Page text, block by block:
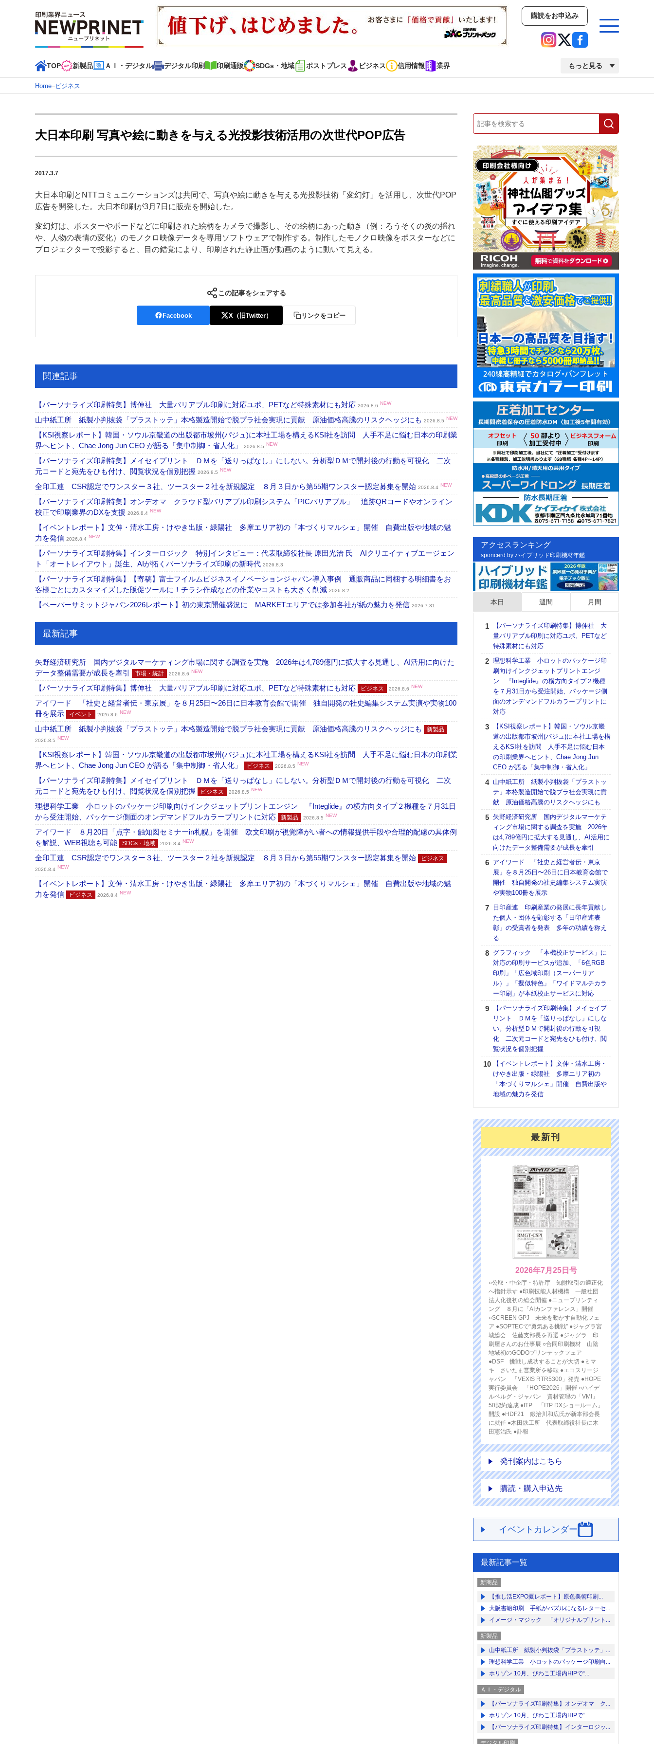
購読をお申込み
TOP 新製品 ＡＩ・デジタル デジタル印刷 印刷通販 SDGs・地域 ポストプレス ビジネス 信用情報 業界 もっと見る
イベント
インデックス
TOP 新着記事 特集記事 動画コンテンツ インタビュー コレクション
カテゴリー一覧
新商品 新製品 ＡＩ・デジタル デジタル印刷 印刷通販 SDGs・地域 ポストプレス ビジネス イベント 信用情報 業界 市場・統計 人事・移転・異動・訃報
特集記事カテゴリー一覧
2022 見える化・MIS特集 特集・デジタル印刷 アイデアで勝負！ ～多様なビジネス・多彩な商材～ JAPAN PACK 2023 特集 中古印刷機・製本機特集
2022 検査・校正特集
特集・デジタル印刷 ～ 新成長軌道を描く
案内
発刊案内 JFPI印刷用語集 印刷機材年鑑
サイトポリシー お問い合わせ
Home–ビジネス
大日本印刷 写真や絵に動きを与える光投影技術活用の次世代POP広告
2017.3.7
大日本印刷とNTTコミュニケーションズは共同で、写真や絵に動きを与える光投影技術「変幻灯」を活用し、次世代POP
広告を開発した。大日本印刷が3月7日に販売を開始した。
変幻灯は、ポスターやボードなどに印刷された絵柄をカメラで撮影し、その絵柄にあった動き（例：ろうそくの炎の揺れ
や、人物の表情の変化）のモノクロ映像データを専用ソフトウェアで制作する。制作したモノクロ映像をポスターなどに
プロジェクターで投影すると、目の錯覚により、印刷された静止画が動画のように動いて見える。
この記事をシェアする
Facebook X（旧Twitter） リンクをコピー
関連記事
【パーソナライズ印刷特集】博伸社 大量バリアブル印刷に対応ユポ、PETなど特殊素材にも対応 2026.8.6 NEW
山中紙工所 紙製小判抜袋「プラストッテ」本格製造開始で脱プラ社会実現に貢献 原油価格高騰のリスクヘッジにも 2026.8.5 NEW
【KSI視察レポート】韓国・ソウル京畿道の出版都市坡州(パジュ)に本社工場を構えるKSI社を訪問 人手不足に悩む日本の印刷業
界へヒント、Chae Jong Jun CEO が語る「集中制御・省人化」
2026.8.5 NEW
【パーソナライズ印刷特集】メイセイプリント ＤＭを「送りっぱなし」にしない。分析型ＤＭで開封後の行動を可視化 二次
元コードと宛先をひも付け、閲覧状況を個別把握 2026.8.5 NEW
全印工連 CSR認定でワンスター３社、ツースター２社を新規認定 ８月３日から第55期ワンスター認定募集を開始 2026.8.4 NEW
【パーソナライズ印刷特集】オンデオマ クラウド型バリアブル印刷システム「PICバリアブル」 追跡QRコードやオンライン
校正で印刷業界のDXを支援 2026.8.4 NEW
【イベントレポート】文伸・清水工房・けやき出版・緑陽社 多摩エリア初の「本づくりマルシェ」開催 自費出版や地域の魅
力を発信 2026.8.4 NEW
【パーソナライズ印刷特集】インターロジック 特別インタビュー：代表取締役社長 原田光治 氏 AIクリエイティブエージェン
ト「オートレイアウト」誕生、AIが拓くパーソナライズ印刷の新時代 2026.8.3
【パーソナライズ印刷特集】【寄稿】富士フイルムビジネスイノベーションジャパン導入事例 通販商品に同梱する明細書をお
客様ごとにカスタマイズした販促ツールに！チラシ作成などの作業やコストも大きく削減 2026.8.2
【ペーパーサミットジャパン2026レポート】初の東京開催盛況に MARKETエリアでは参加各社が紙の魅力を発信 2026.7.31
最新記事
矢野経済研究所 国内デジタルマーケティング市場に関する調査を実施 2026年は4,789億円に拡大する見通し、AI活用に向けた
データ整備需要が成長を牽引
市場・統計 2026.8.6 NEW
【パーソナライズ印刷特集】博伸社 大量バリアブル印刷に対応ユポ、PETなど特殊素材にも対応 ビジネス 2026.8.6 NEW
アイワード 「社史と経営者伝・東京展」を８月25日〜26日に日本教育会館で開催 独自開発の社史編集システム実演や実物100
冊を展示
イベント 2026.8.6 NEW
山中紙工所 紙製小判抜袋「プラストッテ」本格製造開始で脱プラ社会実現に貢献 原油価格高騰のリスクヘッジにも 新製品
2026.8.5 NEW
【KSI視察レポート】韓国・ソウル京畿道の出版都市坡州(パジュ)に本社工場を構えるKSI社を訪問 人手不足に悩む日本の印刷業
界へヒント、Chae Jong Jun CEO が語る「集中制御・省人化」
ビジネス 2026.8.5 NEW
【パーソナライズ印刷特集】メイセイプリント ＤＭを「送りっぱなし」にしない。分析型ＤＭで開封後の行動を可視化 二次
元コードと宛先をひも付け、閲覧状況を個別把握
ビジネス 2026.8.5 NEW
理想科学工業 小ロットのパッケージ印刷向けインクジェットプリントエンジン 『Integlide』の横方向タイプ２機種を７月31日
から受注開始、パッケージ側面のオンデマンドフルカラープリントに対応
新製品 2026.8.5 NEW
アイワード ８月20日「点字・触知図セミナーin札幌」を開催 欧文印刷が視覚障がい者への情報提供手段や合理的配慮の具体例
を解説、WEB視聴も可能
SDGs・地域 2026.8.4 NEW
全印工連 CSR認定でワンスター３社、ツースター２社を新規認定 ８月３日から第55期ワンスター認定募集を開始 ビジネス
2026.8.4 NEW
【イベントレポート】文伸・清水工房・けやき出版・緑陽社 多摩エリア初の「本づくりマルシェ」開催 自費出版や地域の魅
力を発信
ビジネス 2026.8.4 NEW
アクセスランキング
sponcerd by ハイブリッド印刷機材年鑑
本日 週間 月間
【パーソナライズ印刷特集】博伸社 大
量バリアブル印刷に対応ユポ、PETなど
特殊素材にも対応
理想科学工業 小ロットのパッケージ印
刷向けインクジェットプリントエンジ
ン 『Integlide』の横方向タイプ２機種
を７月31日から受注開始、パッケージ側
面のオンデマンドフルカラープリントに
対応
【KSI視察レポート】韓国・ソウル京畿
道の出版都市坡州(パジュ)に本社工場を構
えるKSI社を訪問 人手不足に悩む日本
の印刷業界へヒント、Chae Jong Jun
CEO が語る「集中制御・省人化」
山中紙工所 紙製小判抜袋「プラストッ
テ」本格製造開始で脱プラ社会実現に貢
献 原油価格高騰のリスクヘッジにも
矢野経済研究所 国内デジタルマーケテ
ィング市場に関する調査を実施 2026年
は4,789億円に拡大する見通し、AI活用に
向けたデータ整備需要が成長を牽引
アイワード 「社史と経営者伝・東京
展」を８月25日〜26日に日本教育会館で
開催 独自開発の社史編集システム実演
や実物100冊を展示
日印産連 印刷産業の発展に長年貢献し
た個人・団体を顕彰する「日印産連表
彰」の受賞者を発表 多年の功績を称え
る
グラフィック 「本機校正サービス」に
対応の印刷サービスが追加、「6色RGB
印刷」「広色域印刷（スーパーリア
ル）」「擬似特色」「ワイドマルチカラ
ー印刷」が本紙校正サービスに対応
【パーソナライズ印刷特集】メイセイプ
リント ＤＭを「送りっぱなし」にしな
い。分析型ＤＭで開封後の行動を可視
化 二次元コードと宛先をひも付け、閲
覧状況を個別把握
【イベントレポート】文伸・清水工房・
けやき出版・緑陽社 多摩エリア初の
「本づくりマルシェ」開催 自費出版や
地域の魅力を発信
最新刊
2026年7月25日号
○公取・中企庁・特許庁 知財取引の適正化
へ指針示す ●印刷技能人材機構 一般社団
法人化後初の総会開催 ●ニュープリンティ
ング ８月に「AIカンファレンス」開催
○SCREEN GPJ 未来を動かす自動化フェ
ア ●SOPTECで“勇気ある挑戦” ●ジャグラ宮
城総会 佐藤支部長を再選 ●ジャグラ 印
刷屋さんのお仕事展 ○合同印刷機材 山陰
地域初のGODOプリンテックフェア
●DSF 挑戦し成功することが大切 ●ミマ
キ さいたま営業所を移転 ●エコスリージ
ャパン 「VEXIS RTR5300」発売 ●HOPE
実行委員会 「HOPE2026」開催 ○ハイデ
ルベルグ・ジャパン 資材管理の「VMI」
50契約達成 ●ITP 「ITP DXショールーム」
開設 ●HDF21 鍛治川和広氏が新本部会長
に就任 ●木田鉄工所 代表取締役社長に木
田憲治氏 ●訃報
発刊案内はこちら
購読・購入申込先
イベントカレンダー
最新記事一覧
新商品
【推し活EXPO夏レポート】原色美術印刷...
大阪書籍印刷 手紙がパズルになるレターセ...
イメージ・マジック 「オリジナルプリント...
新製品
山中紙工所 紙製小判抜袋「プラストッテ」...
理想科学工業 小ロットのパッケージ印刷向...
ホリゾン 10月、びわこ工場内HIPで“...
ＡＩ・デジタル
【パーソナライズ印刷特集】オンデオマ ク...
ホリゾン 10月、びわこ工場内HIPで“...
【パーソナライズ印刷特集】インターロジッ...